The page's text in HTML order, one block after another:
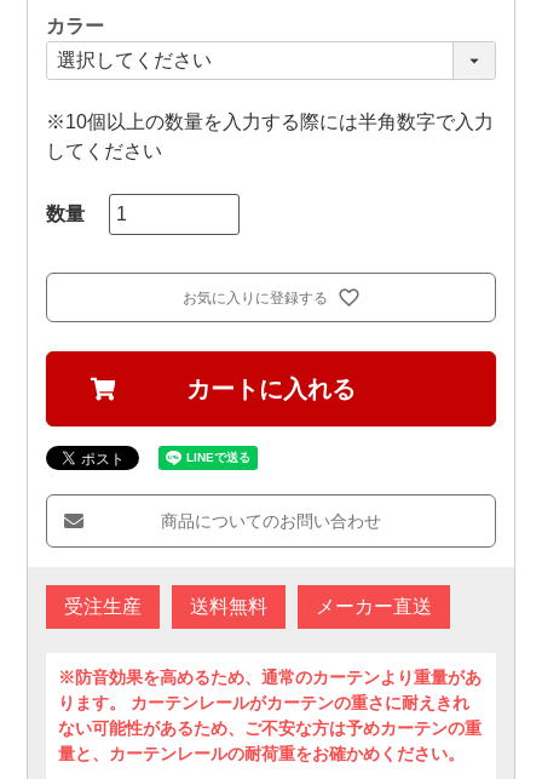
カラー
※10個以上の数量を入力する際には半角数字で入力
してください
お気に入りに登録する
カートに入れる
商品についてのお問い合わせ
受注生産 送料無料 メーカー直送
※防音効果を高めるため、通常のカーテンより重量があ
ります。 カーテンレールがカーテンの重さに耐えきれ
ない可能性があるため、ご不安な方は予めカーテンの重
量と、カーテンレールの耐荷重をお確かめください。